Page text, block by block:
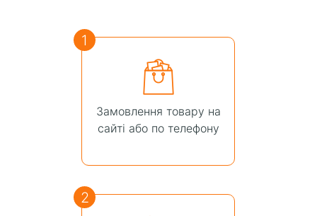
1
Замовлення товару на
сайті або по телефону
2